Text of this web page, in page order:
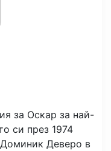
за Оскар за най-
си през 1974
Деверо в